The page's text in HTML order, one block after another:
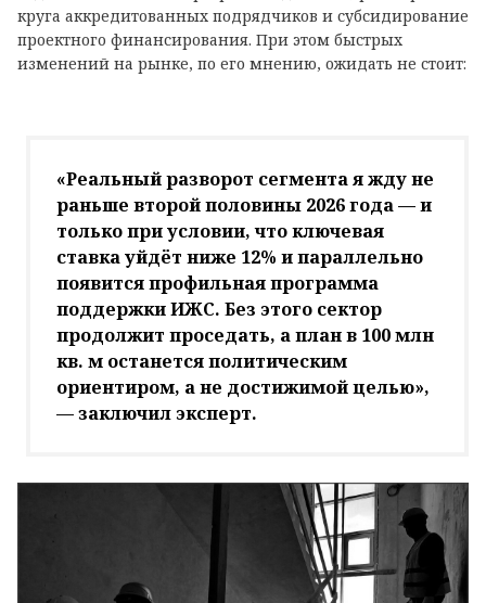
круга аккредитованных подрядчиков и субсидирование
проектного финансирования. При этом быстрых
изменений на рынке, по его мнению, ожидать не стоит:
«Реальный разворот сегмента я жду не
раньше второй половины 2026 года — и
только при условии, что ключевая
ставка уйдёт ниже 12% и параллельно
появится профильная программа
поддержки ИЖС. Без этого сектор
продолжит проседать, а план в 100 млн
кв. м останется политическим
ориентиром, а не достижимой целью»,
— заключил эксперт.